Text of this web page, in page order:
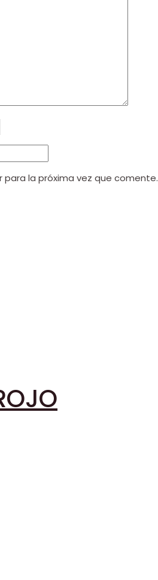
la próxima vez que comente.